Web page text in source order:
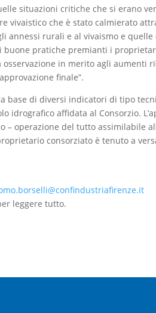
situazioni critiche che si erano
vivaistico che è stato calmierato
annessi rurali e al vivaismo e
buone pratiche premianti i
in merito agli aumenti
finale”.
base di diversi indicatori di tipo
idrografico affidata al Consorzio.
– operazione del tutto assimilabile
consorziato è tenuto a
leggere tutto.